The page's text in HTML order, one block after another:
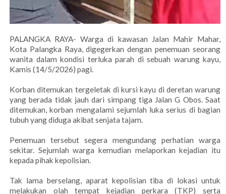
PALANGKA RAYA- Warga di kawasan Jalan Mahir Mahar,
Kota Palangka Raya, digegerkan dengan penemuan seorang
wanita dalam kondisi terluka parah di sebuah warung kayu,
Kamis (14/5/2026) pagi.
Korban ditemukan tergeletak di kursi kayu di deretan warung
yang berada tidak jauh dari simpang tiga Jalan G Obos. Saat
ditemukan, korban mengalami sejumlah luka serius di bagian
tubuh yang diduga akibat senjata tajam.
Penemuan tersebut segera mengundang perhatian warga
sekitar. Sejumlah warga kemudian melaporkan kejadian itu
kepada pihak kepolisian.
Tak lama berselang, aparat kepolisian tiba di lokasi untuk
melakukan olah tempat kejadian perkara (TKP) serta